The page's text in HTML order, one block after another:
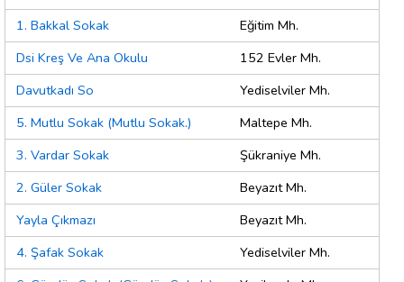
1. Bakkal Sokak
Eğitim Mh.
Dsi Kreş Ve Ana Okulu
152 Evler Mh.
Davutkadı So
Yediselviler Mh.
5. Mutlu Sokak (Mutlu Sokak.)
Maltepe Mh.
3. Vardar Sokak
Şükraniye Mh.
2. Güler Sokak
Beyazıt Mh.
Yayla Çıkmazı
Beyazıt Mh.
4. Şafak Sokak
Yediselviler Mh.